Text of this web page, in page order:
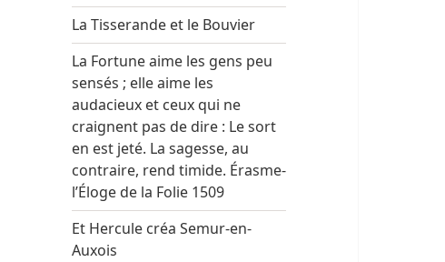
La Tisserande et le Bouvier
La Fortune aime les gens peu
sensés ; elle aime les
audacieux et ceux qui ne
craignent pas de dire : Le sort
en est jeté. La sagesse, au
contraire, rend timide. Érasme-
l’Éloge de la Folie 1509
Et Hercule créa Semur-en-
Auxois